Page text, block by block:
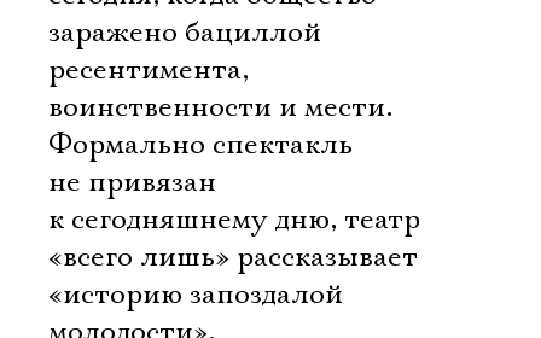
заражено бациллой
ресентимента,
воинственности и мести.
Формально спектакль
не привязан
к сегодняшнему дню, театр
«всего лишь» рассказывает
«историю запоздалой